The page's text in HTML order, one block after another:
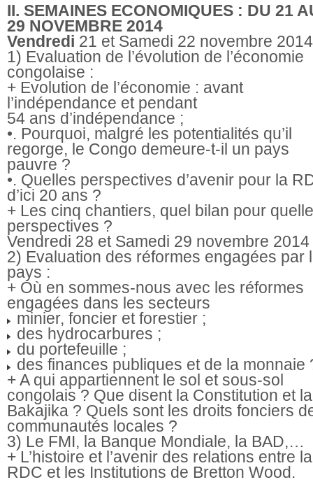
II. SEMAINES ECONOMIQUES : DU 21
29 NOVEMBRE 2014
Vendredi 21 et Samedi 22 novembre 2014
1) Evaluation de l’évolution de l’économie
congolaise :
+ Evolution de l’économie : avant
l’indépendance et pendant
54 ans d’indépendance ;
•. Pourquoi, malgré les potentialités qu’il
regorge, le Congo demeure-t-il un pays
pauvre ?
•. Quelles perspectives d’avenir pour la
d’ici 20 ans ?
+ Les cinq chantiers, quel bilan pour
perspectives ?
Vendredi 28 et Samedi 29 novembre 2014
2) Evaluation des réformes engagées par
pays :
+ Où en sommes-nous avec les réformes
engagées dans les secteurs
minier, foncier et forestier ;
des hydrocarbures ;
du portefeuille ;
des finances publiques et de la monnaie
+ A qui appartiennent le sol et sous-sol
congolais ? Que disent la Constitution et
Bakajika ? Quels sont les droits fonciers
communautés locales ?
3) Le FMI, la Banque Mondiale, la BAD,…
+ L’histoire et l’avenir des relations entre la
RDC et les Institutions de Bretton Wood.